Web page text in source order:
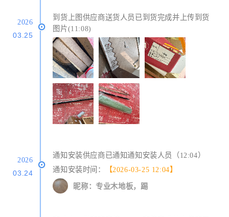
2026
03.25
到货上图供应商送货人员已到货完成并上传到货
图片(11:08)
2026
03.24
通知安装供应商已通知通知安装人员（12:04）
通知安装时间：
【2026-03-25 12:04】
昵称：专业木地板，踢